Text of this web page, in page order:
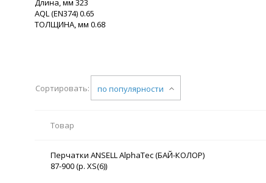
AQL (EN374) 0.65
ТОЛЩИНА, мм 0.68
Сортировать: по популярности
Товар
Перчатки ANSELL AlphaTec (БАЙ-КОЛОР)
87-900 (р. XS(6))